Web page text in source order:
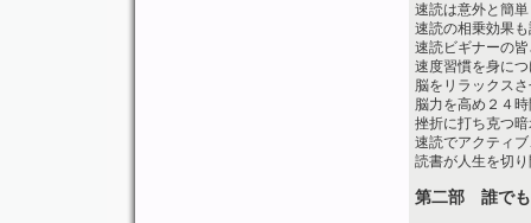
速読は意外と簡単
速読の相乗効果
速読ビギナーの
速度習慣を身に
脳をリラックス
脳力を高め２４
挫折に打ち克つ暗
速読でアクティ
読書が人生を切
第二部 誰でも